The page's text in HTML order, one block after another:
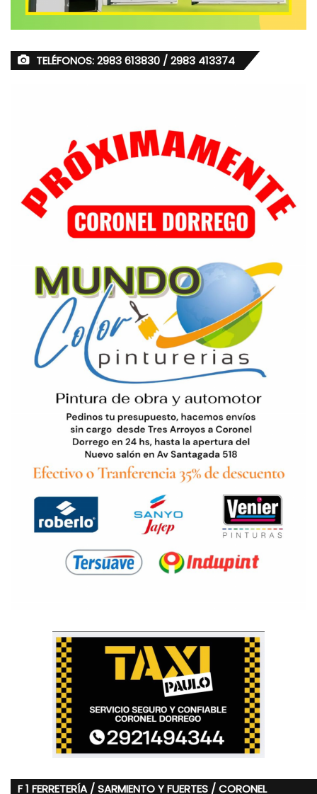
TELÉFONOS: 2983 613830 / 2983 413374
F 1 FERRETERÍA / SARMIENTO Y FUERTES / CORONEL